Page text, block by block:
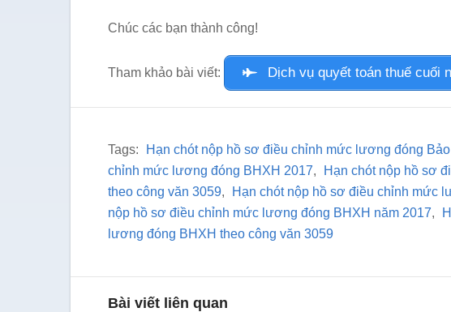
Chúc các bạn thành công!
Tham khảo bài viết: Dịch vụ quyết toán thuế cuối
Tags: Hạn chót nộp hồ sơ điều chỉnh mức lương đóng
chỉnh mức lương đóng BHXH 2017,
Hạn chót nộp hồ sơ
theo công văn 3059, Hạn chót nộp hồ sơ điều chỉnh mức
nộp hồ sơ điều chỉnh mức lương đóng BHXH năm 2017,
lương đóng BHXH theo công văn 3059
Bài viết liên quan